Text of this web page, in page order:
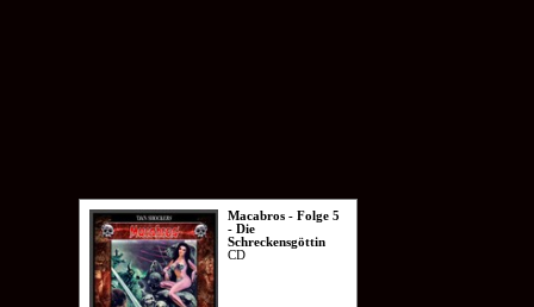
Macabros - Folge 5
- Die
Schreckensgöttin
CD